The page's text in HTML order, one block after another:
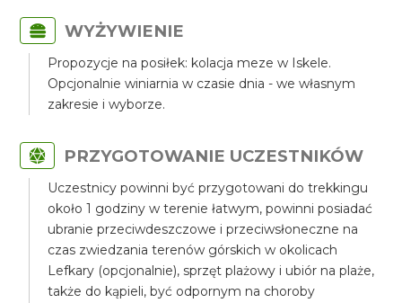
WYŻYWIENIE
Propozycje na posiłek: kolacja meze w Iskele.
Opcjonalnie winiarnia w czasie dnia - we własnym
zakresie i wyborze.
PRZYGOTOWANIE UCZESTNIKÓW
Uczestnicy powinni być przygotowani do trekkingu
około 1 godziny w terenie łatwym, powinni posiadać
ubranie przeciwdeszczowe i przeciwsłoneczne na
czas zwiedzania terenów górskich w okolicach
Lefkary (opcjonalnie), sprzęt plażowy i ubiór na plaże,
także do kąpieli, być odpornym na choroby